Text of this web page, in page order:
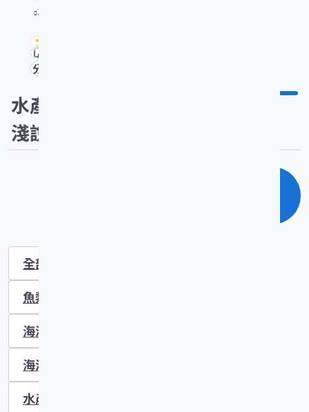
水產知識淺說
分享
水產知識
淺說
全部
魚類生理
海洋物理
海洋漁場
水產資源